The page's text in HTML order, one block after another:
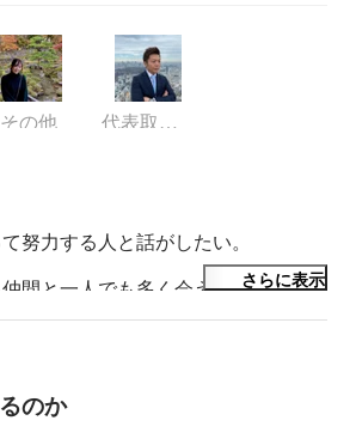
その他 代表取締役
努力する人と話がしたい。
間と一人でも多く会えたらうれしい
さらに表示
のか